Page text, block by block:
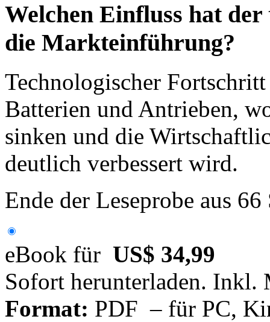
Welchen Einfluss hat
die Markteinführung?
Technologischer
Batterien und Antrieben,
sinken und die
deutlich verbessert wird.
Ende der Leseprobe aus
eBook für US$ 34,99
Sofort herunterladen. Inkl.
Format: PDF – für PC,